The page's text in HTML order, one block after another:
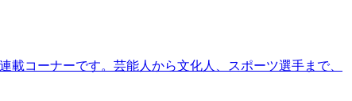
コーナーです。芸能人から文化人、スポーツ選手まで、